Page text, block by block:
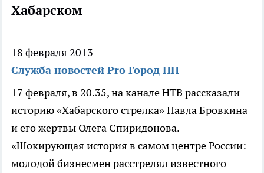
Хабарском
18 февраля 2013
Служба новостей Pro Город НН
17 февраля, в 20.35, на канале НТВ рассказали
историю «Хабарского стрелка» Павла Бровкина
и его жертвы Олега Спиридонова.
«Шокирующая история в самом центре России:
молодой бизнесмен расстрелял известного